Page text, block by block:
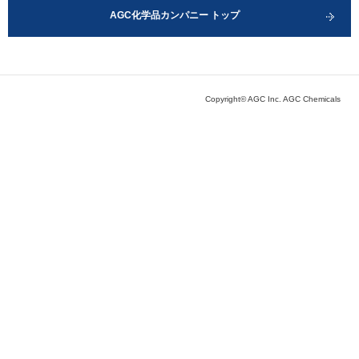
AGC化学品カンパニー トップ
Copyright© AGC Inc. AGC Chemicals